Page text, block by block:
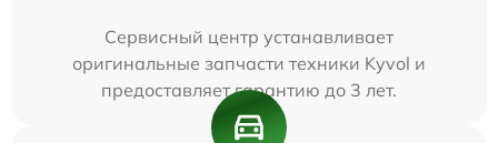
Сервисный центр устанавливает
оригинальные запчасти техники Kyvol и
предоставляет гарантию до 3 лет.